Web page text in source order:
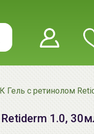
Гель с ретинолом
1.0,